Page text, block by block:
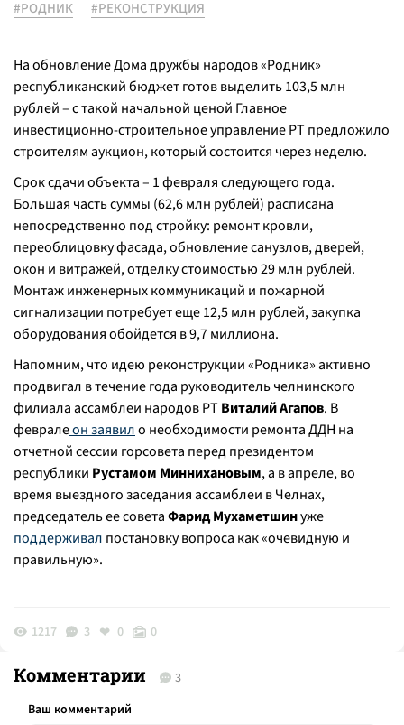
#РОДНИК
#РЕКОНСТРУКЦИЯ
На обновление Дома дружбы народов «Родник»
республиканский бюджет готов выделить 103,5 млн
рублей – с такой начальной ценой Главное
инвестиционно-строительное управление РТ предложило
строителям аукцион, который состоится через неделю.
Срок сдачи объекта – 1 февраля следующего года.
Большая часть суммы (62,6 млн рублей) расписана
непосредственно под стройку: ремонт кровли,
переоблицовку фасада, обновление санузлов, дверей,
окон и витражей, отделку стоимостью 29 млн рублей.
Монтаж инженерных коммуникаций и пожарной
сигнализации потребует еще 12,5 млн рублей, закупка
оборудования обойдется в 9,7 миллиона.
Напомним, что идею реконструкции «Родника» активно
продвигал в течение года руководитель челнинского
филиала ассамблеи народов РТ Виталий Агапов. В
февралеон заявило необходимости ремонта ДДН на
отчетной сессии горсовета перед президентом
республики Рустамом Миннихановым, а в апреле, во
время выездного заседания ассамблеи в Челнах,
председатель ее советаФарид Мухаметшинуже
поддерживал постановку вопроса как «очевидную и
правильную».
1217 3 0 0
Комментарии 3